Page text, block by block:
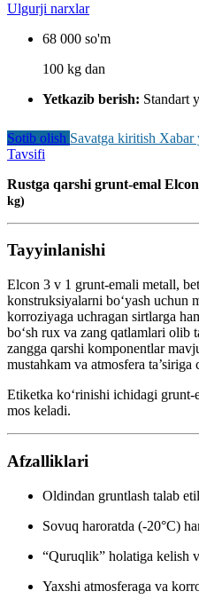
Ulgurji narxlar
68 000 so'm
100 kg dan
Yetkazib berish: Standart
Sotib olish Savatga kiritish Xabar
Tavsifi
Rustga qarshi grunt-emal
kg)
Tayyinlanishi
Elcon 3 v 1 grunt-emali metall,
konstruksiyalarni bo‘yash uchun
korroziyaga uchragan sirtlarga
bo‘sh rux va zang qatlamlari olib
zangga qarshi komponentlar
mustahkam va atmosfera
Etiketka ko‘rinishi ichidagi grunt-
mos keladi.
Afzalliklari
Oldindan gruntlash talab
Sovuq haroratda (-20°C)
“Quruqlik” holatiga kelish
Yaxshi atmosferaga va